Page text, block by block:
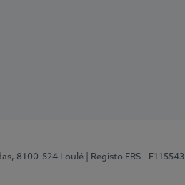
8100-524 Loulé | Registo ERS - E115543